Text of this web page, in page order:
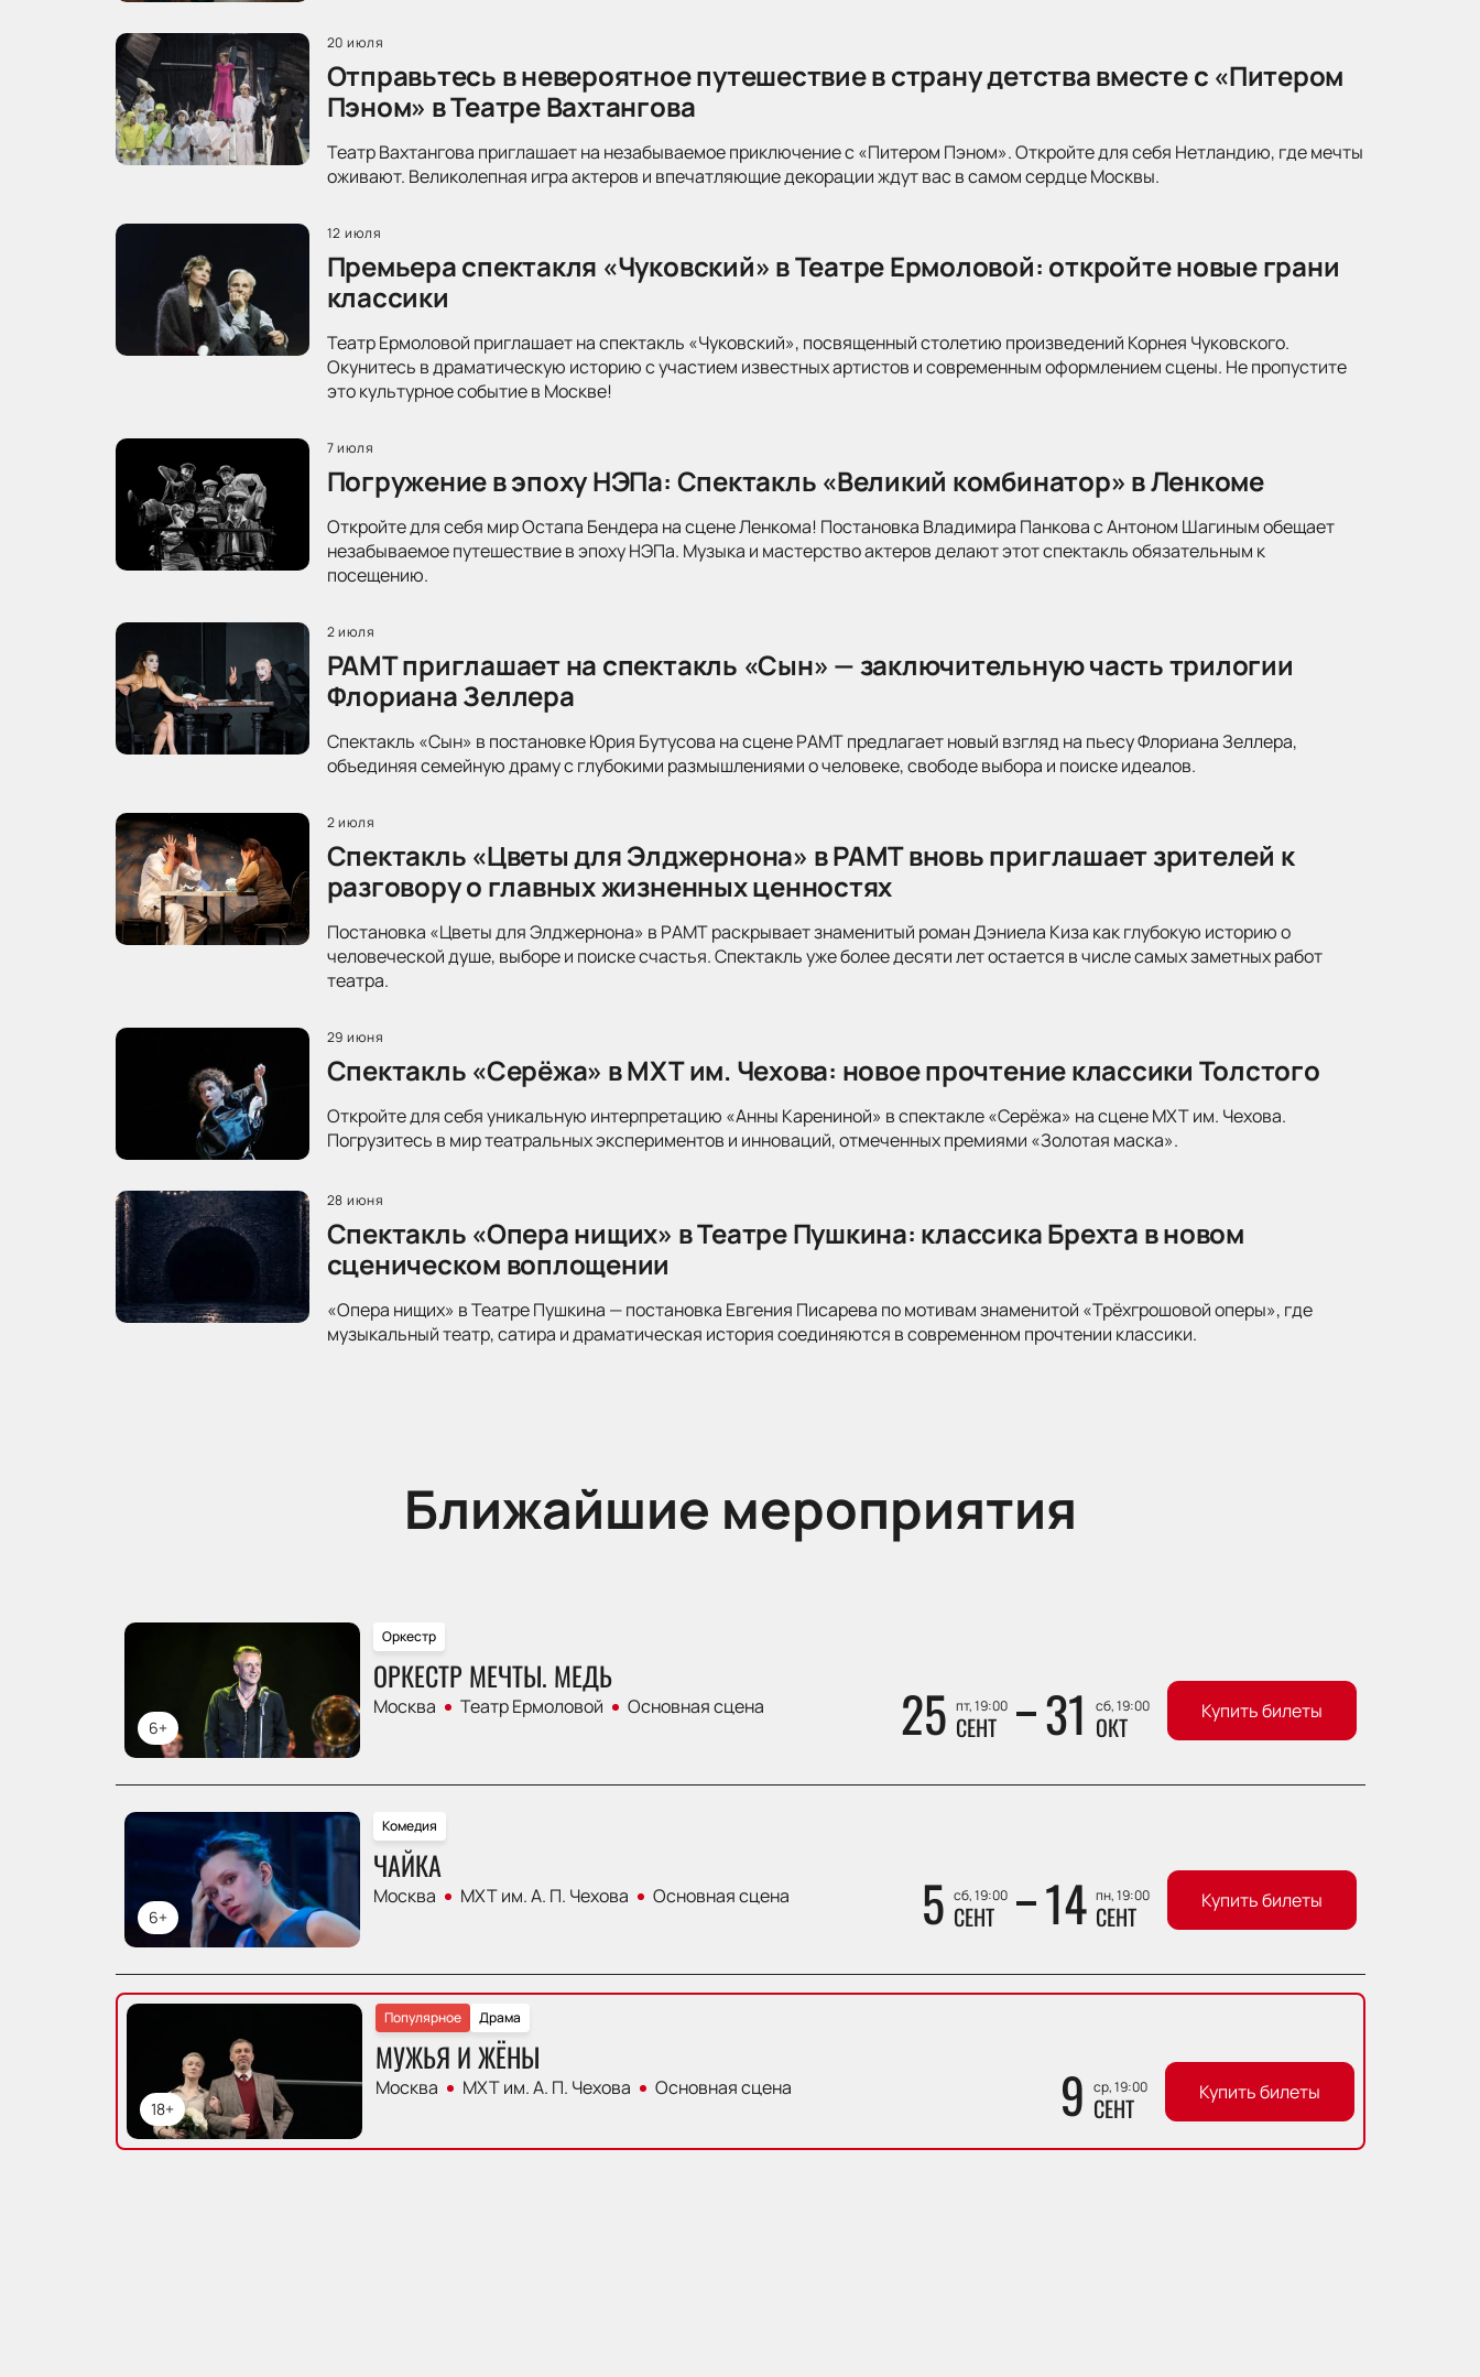
20 июля
Отправьтесь в невероятное путешествие в страну детства вместе с «Питером
Пэном» в Театре Вахтангова
Театр Вахтангова приглашает на незабываемое приключение с «Питером Пэном». Откройте для себя Нетландию, где мечты
оживают. Великолепная игра актеров и впечатляющие декорации ждут вас в самом сердце Москвы.
12 июля
Премьера спектакля «Чуковский» в Театре Ермоловой: откройте новые грани
классики
Театр Ермоловой приглашает на спектакль «Чуковский», посвященный столетию произведений Корнея Чуковского.
Окунитесь в драматическую историю с участием известных артистов и современным оформлением сцены. Не пропустите
это культурное событие в Москве!
7 июля
Погружение в эпоху НЭПа: Спектакль «Великий комбинатор» в Ленкоме
Откройте для себя мир Остапа Бендера на сцене Ленкома! Постановка Владимира Панкова с Антоном Шагиным обещает
незабываемое путешествие в эпоху НЭПа. Музыка и мастерство актеров делают этот спектакль обязательным к
посещению.
2 июля
РАМТ приглашает на спектакль «Сын» — заключительную часть трилогии
Флориана Зеллера
Спектакль «Сын» в постановке Юрия Бутусова на сцене РАМТ предлагает новый взгляд на пьесу Флориана Зеллера,
объединяя семейную драму с глубокими размышлениями о человеке, свободе выбора и поиске идеалов.
2 июля
Спектакль «Цветы для Элджернона» в РАМТ вновь приглашает зрителей к
разговору о главных жизненных ценностях
Постановка «Цветы для Элджернона» в РАМТ раскрывает знаменитый роман Дэниела Киза как глубокую историю о
человеческой душе, выборе и поиске счастья. Спектакль уже более десяти лет остается в числе самых заметных работ
театра.
29 июня
Спектакль «Серёжа» в МХТ им. Чехова: новое прочтение классики Толстого
Откройте для себя уникальную интерпретацию «Анны Карениной» в спектакле «Серёжа» на сцене МХТ им. Чехова.
Погрузитесь в мир театральных экспериментов и инноваций, отмеченных премиями «Золотая маска».
28 июня
Спектакль «Опера нищих» в Театре Пушкина: классика Брехта в новом
сценическом воплощении
«Опера нищих» в Театре Пушкина — постановка Евгения Писарева по мотивам знаменитой «Трёхгрошовой оперы», где
музыкальный театр, сатира и драматическая история соединяются в современном прочтении классики.
Ближайшие мероприятия
6+
Оркестр
ОРКЕСТР МЕЧТЫ. МЕДЬ
Москва Театр Ермоловой Основная сцена 25 пт, 19:00
СЕНТ 31 сб, 19:00
ОКТ Купить билеты
6+
Комедия
ЧАЙКА
Москва МХТ им. А. П. Чехова Основная сцена 5 сб, 19:00
СЕНТ 14 пн, 19:00
СЕНТ Купить билеты
18+
Драма
Популярное
МУЖЬЯ И ЖЁНЫ
Москва МХТ им. А. П. Чехова Основная сцена 9 ср, 19:00
СЕНТ Купить билеты